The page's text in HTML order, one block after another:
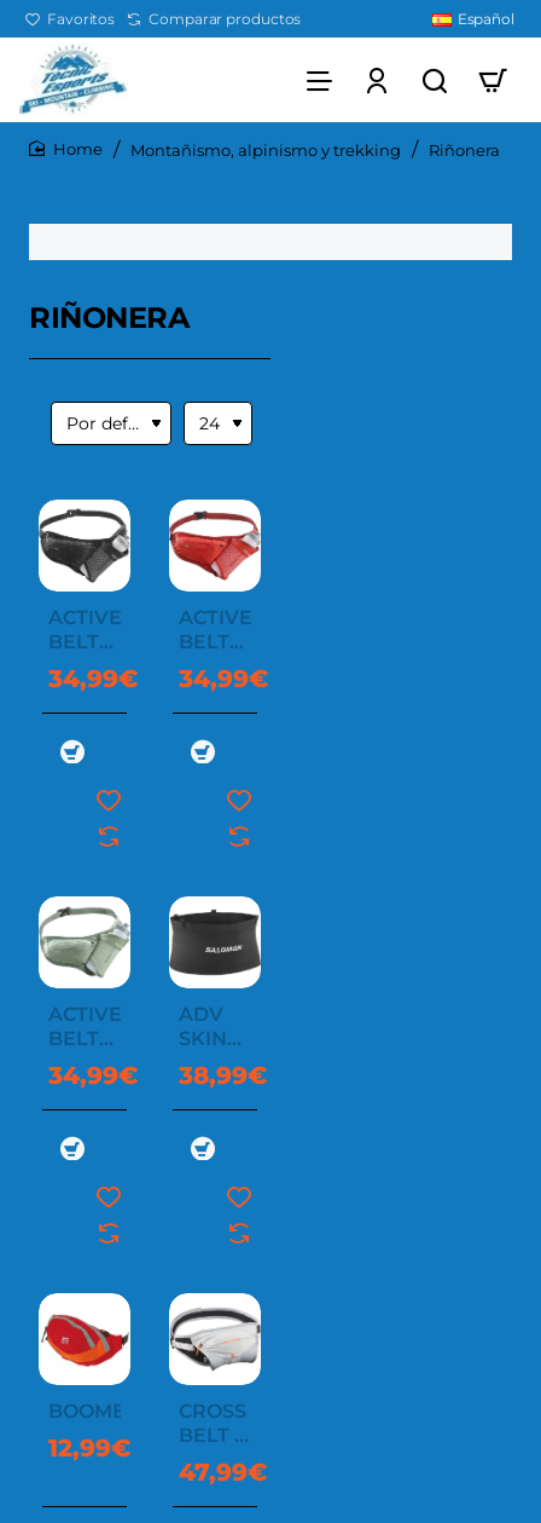
Favoritos Comparar productos Español
Montañismo, alpinismo y trekking Riñonera
RIÑONERA
ACTIVE
BELT
3D
BOTTLE
34,99€
ACTIVE
BELT
3D
BOTTLE
34,99€
ACTIVE
BELT
3D
BOTTLE
34,99€
ADV
SKIN
SEAMLESS
BELT
38,99€
BOOMER
12,99€
CROSS
BELT 1
BOTTLE
47,99€